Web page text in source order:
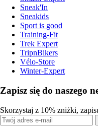
Sneak'In
Sneakids
Sport is good
Training-Fit
Trek Expert
TripnBikers
Vélo-Store
Winter-Expert
Zapisz się do naszego
Skorzystaj z 10% zniżki,